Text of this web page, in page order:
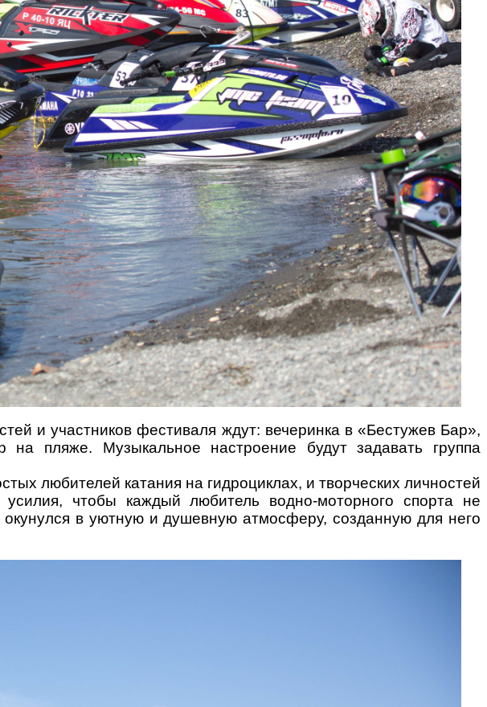
иучастников фестиваля ждут: вечеринка в «Бестужев Бар»,
пляже. Музыкальное настроение будут задавать группа
любителей катания на гидроциклах, и творческих личностей
чтобы каждый любитель водно-моторного спорта не
окунулся в уютную и душевнуюатмосферу, созданную для него